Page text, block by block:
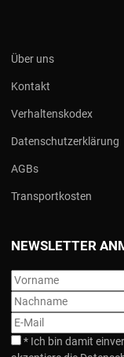
Über uns
Kontakt
Verhaltenskodex
Datenschutzerklärung
AGBs
Transportkosten
NEWSLETTER
* Ich bin damit